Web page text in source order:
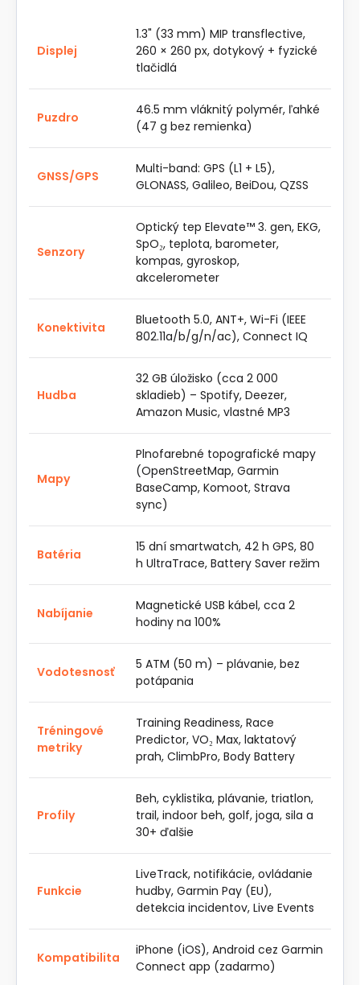
Displej
1.3" (33 mm) MIP transflective,
260 × 260 px, dotykový + fyzické
tlačidlá
Puzdro
46.5 mm vláknitý polymér, ľahké
(47 g bez remienka)
GNSS/GPS
Multi-band: GPS (L1 + L5),
GLONASS, Galileo, BeiDou, QZSS
Senzory
Optický tep Elevate™ 3. gen, EKG,
SpO₂, teplota, barometer,
kompas, gyroskop,
akcelerometer
Konektivita
Bluetooth 5.0, ANT+, Wi-Fi (IEEE
802.11a/b/g/n/ac), Connect IQ
Hudba
32 GB úložisko (cca 2 000
skladieb) – Spotify, Deezer,
Amazon Music, vlastné MP3
Mapy
Plnofarebné topografické mapy
(OpenStreetMap, Garmin
BaseCamp, Komoot, Strava
sync)
Batéria
15 dní smartwatch, 42 h GPS, 80
h UltraTrace, Battery Saver režim
Nabíjanie
Magnetické USB kábel, cca 2
hodiny na 100%
Vodotesnosť
5 ATM (50 m) – plávanie, bez
potápania
Tréningové
metriky
Training Readiness, Race
Predictor, VO₂ Max, laktatový
prah, ClimbPro, Body Battery
Profily
Beh, cyklistika, plávanie, triatlon,
trail, indoor beh, golf, joga, sila a
30+ ďalšie
Funkcie
LiveTrack, notifikácie, ovládanie
hudby, Garmin Pay (EU),
detekcia incidentov, Live Events
Kompatibilita
iPhone (iOS), Android cez Garmin
Connect app (zadarmo)